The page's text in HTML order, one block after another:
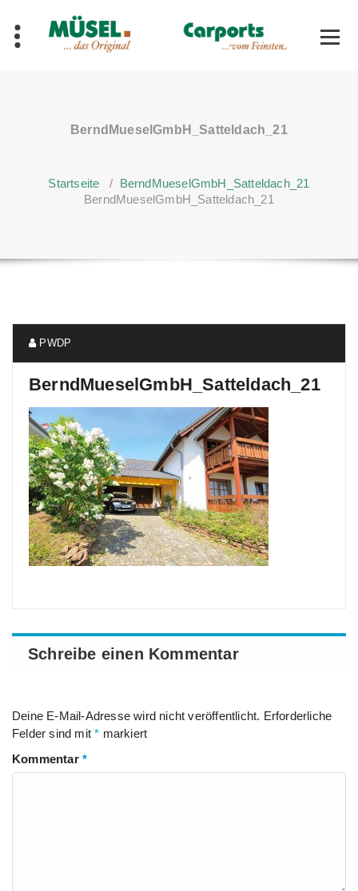
Inhalt
springen
BerndMueselGmbH_Satteldach_21
Startseite / BerndMueselGmbH_Satteldach_21
BerndMueselGmbH_Satteldach_21
PWDP
BerndMueselGmbH_Satteldach_21
Schreibe einen Kommentar
Deine E-Mail-Adresse wird nicht veröffentlicht. Erforderliche
Felder sind mit* markiert
Kommentar *